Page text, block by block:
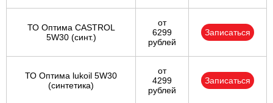
ТО Оптима CASTROL
5W30 (синт.)
от
6299
рублей
Записаться
ТО Оптима lukoil 5W30
(синтетика)
от
4299
рублей
Записаться